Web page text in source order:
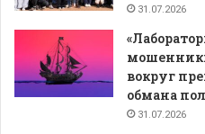
31.07.2026
вокруг
обмана
31.07.2026